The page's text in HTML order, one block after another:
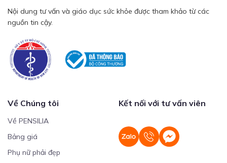
Nội dung tư vấn và giáo dục sức khỏe được tham khảo từ các
nguồn tin cậy.
Về Chúng tôi
Về PENSILIA
Bảng giá
Phụ nữ phải đẹp
Kết nối với tư vấn viên